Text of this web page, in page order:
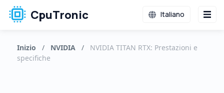
CpuTronic Italiano
Inizio / NVIDIA /
NVIDIA TITAN RTX: Prestazioni e
specifiche